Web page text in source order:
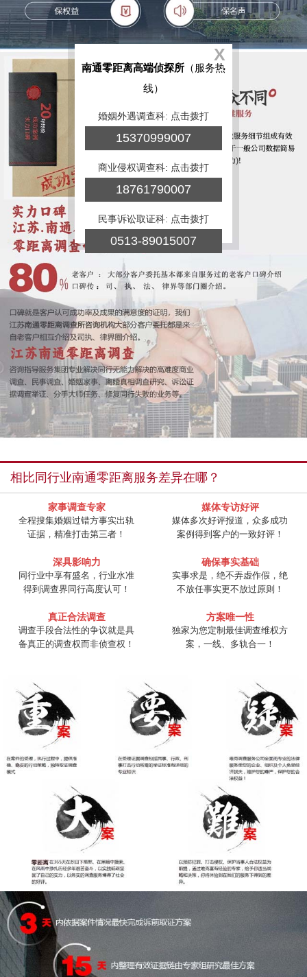
相比同行业南通零距离服务差异在哪？
家事调查专家
全程搜集婚姻过错方事实出轨
证据，精准打击第三者！
媒体专访好评
媒体多次好评报道，众多成功
案例得到客户的一致好评！
深具影响力
同行业中享有盛名，行业水准
得到调查界同行高度认可！
确保事实基础
实事求是，绝不弄虚作假，绝
不放任事实更不放过原则！
真正合法调查
调查手段合法性的争议就是具
备真正的调查权而非侦查权！
方案唯一性
独家为您定制最佳调查维权方
案，一线、多轨合一！
X
南通零距离高端侦探所 （服务热
线）
婚姻外遇调查科: 点击拨打
15370999007
商业侵权调查科: 点击拨打
18761790007
民事诉讼取证科: 点击拨打
0513-89015007